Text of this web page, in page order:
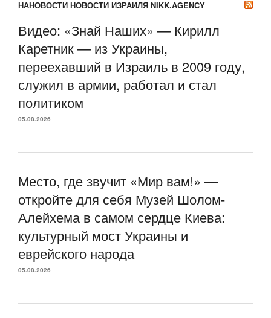
НАНОВОСТИ НОВОСТИ ИЗРАИЛЯ NIKK.AGENCY
Видео: «Знай Наших» — Кирилл
Каретник — из Украины,
переехавший в Израиль в 2009 году,
служил в армии, работал и стал
политиком
05.08.2026
Место, где звучит «Мир вам!» —
откройте для себя Музей Шолом-
Алейхема в самом сердце Киева:
культурный мост Украины и
еврейского народа
05.08.2026